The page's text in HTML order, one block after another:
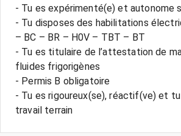
- Tu es expérimenté(e) et autonome
- Tu disposes des habilitations
– BC – BR – H0V – TBT – BT
- Tu es titulaire de l’attestation de
fluides frigorigènes
- Permis B obligatoire
- Tu es rigoureux(se), réactif(ve) et
travail terrain